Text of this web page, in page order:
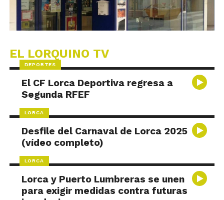
EL LORQUINO TV
DEPORTES
El CF Lorca Deportiva regresa a
Segunda RFEF
LORCA
Desfile del Carnaval de Lorca 2025
(vídeo completo)
LORCA
Lorca y Puerto Lumbreras se unen
para exigir medidas contra futuras